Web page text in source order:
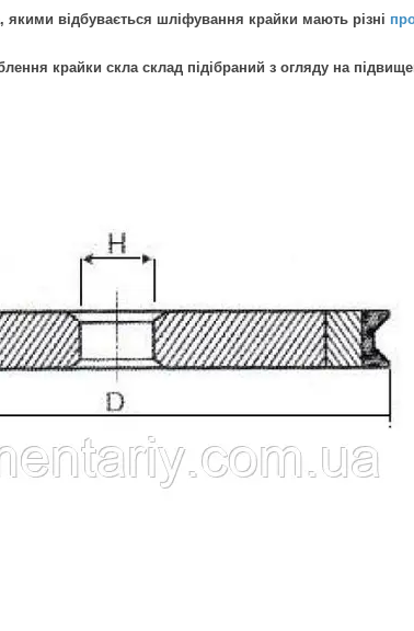
відбувається шліфування крайки мають різні
крайки скла склад підібраний з огляду на